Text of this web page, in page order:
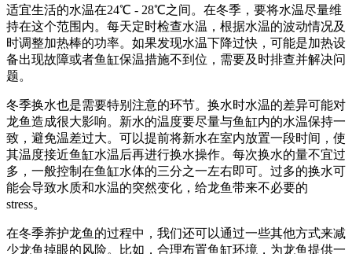
适宜生活的水温在24℃ - 28℃之间。在冬季，要将水温尽量维
持在这个范围内。每天定时检查水温，根据水温的波动情况及
时调整加热棒的功率。如果发现水温下降过快，可能是加热设
备出现故障或者鱼缸保温措施不到位，需要及时排查并解决问
题。
冬季换水也是需要特别注意的环节。换水时水温的差异可能对
龙鱼造成很大影响。新水的温度要尽量与鱼缸内的水温保持一
致，避免温差过大。可以提前将新水在室内放置一段时间，使
其温度接近鱼缸水温后再进行换水操作。每次换水的量不宜过
多，一般控制在鱼缸水体的三分之一左右即可。过多的换水可
能会导致水质和水温的突然变化，给龙鱼带来不必要的
stress。
在冬季养护龙鱼的过程中，我们还可以通过一些其他方式来减
少龙鱼掉眼的风险。比如，合理布置鱼缸环境，为龙鱼提供一